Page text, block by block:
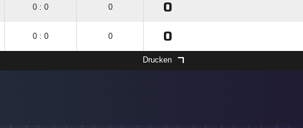
0 : 0 0 0
0 : 0 0 0
Drucken